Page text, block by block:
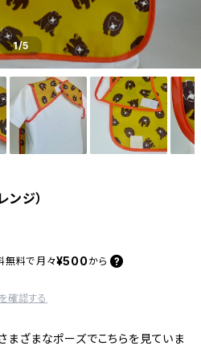
1/5
ンジ）
無料で 月々¥500 から
確認する
まざまなポーズでこちらを見ていま